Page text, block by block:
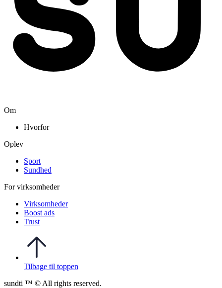
Om
Hvorfor
Oplev
Sport
Sundhed
For virksomheder
Virksomheder
Boost ads
Trust
Tilbage til toppen
sundti ™ © All rights reserved.